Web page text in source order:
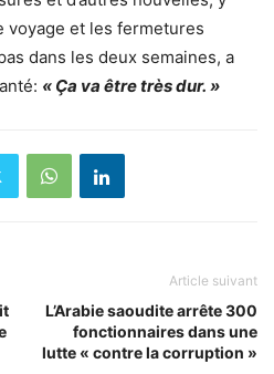
et les fermetures
dans les deux semaines, a
« Ça va être très dur. »
Article suivant
L’Arabie saoudite arrête 300
fonctionnaires dans une
lutte « contre la corruption »